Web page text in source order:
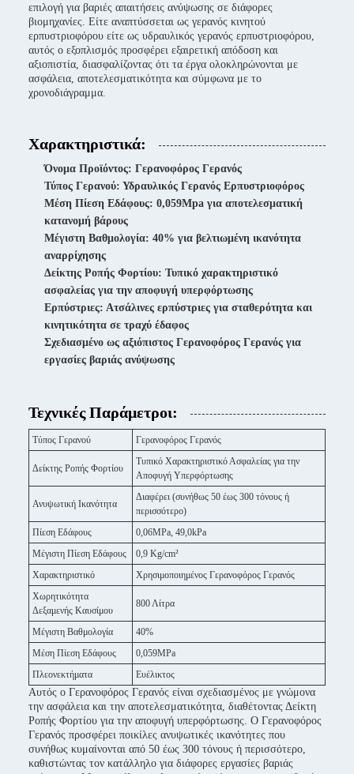
επιλογή για βαριές απαιτήσεις ανύψωσης σε διάφορες
βιομηχανίες. Είτε αναπτύσσεται ως γερανός κινητού
ερπυστριοφόρου είτε ως υδραυλικός γερανός ερπυστριοφόρου,
αυτός ο εξοπλισμός προσφέρει εξαιρετική απόδοση και
αξιοπιστία, διασφαλίζοντας ότι τα έργα ολοκληρώνονται με
ασφάλεια, αποτελεσματικότητα και σύμφωνα με το
χρονοδιάγραμμα.
Χαρακτηριστικά:
Όνομα Προϊόντος: Γερανοφόρος Γερανός
Τύπος Γερανού: Υδραυλικός Γερανός Ερπυστριοφόρος
Μέση Πίεση Εδάφους: 0,059Mpa για αποτελεσματική
κατανομή βάρους
Μέγιστη Βαθμολογία: 40% για βελτιωμένη ικανότητα
αναρρίχησης
Δείκτης Ροπής Φορτίου: Τυπικό χαρακτηριστικό
ασφαλείας για την αποφυγή υπερφόρτωσης
Ερπύστριες: Ατσάλινες ερπύστριες για σταθερότητα και
κινητικότητα σε τραχύ έδαφος
Σχεδιασμένο ως αξιόπιστος Γερανοφόρος Γερανός για
εργασίες βαριάς ανύψωσης
Τεχνικές Παράμετροι:
Τύπος Γερανού Γερανοφόρος Γερανός
Δείκτης Ροπής Φορτίου
Τυπικό Χαρακτηριστικό Ασφαλείας για την
Αποφυγή Υπερφόρτωσης
Ανυψωτική Ικανότητα
Διαφέρει (συνήθως 50 έως 300 τόνους ή
περισσότερο)
Πίεση Εδάφους
0,06MPa, 49,0kPa
Μέγιστη Πίεση Εδάφους
0,9 Kg/cm²
Χαρακτηριστικό
Χρησιμοποιημένος Γερανοφόρος Γερανός
Χωρητικότητα
Δεξαμενής Καυσίμου
800 Λίτρα
Μέγιστη Βαθμολογία
40%
Μέση Πίεση Εδάφους
0,059MPa
Πλεονεκτήματα
Ευέλικτος
Αυτός ο Γερανοφόρος Γερανός είναι σχεδιασμένος με γνώμονα
την ασφάλεια και την αποτελεσματικότητα, διαθέτοντας Δείκτη
Ροπής Φορτίου για την αποφυγή υπερφόρτωσης. Ο Γερανοφόρος
Γερανός προσφέρει ποικίλες ανυψωτικές ικανότητες που
συνήθως κυμαίνονται από 50 έως 300 τόνους ή περισσότερο,
καθιστώντας τον κατάλληλο για διάφορες εργασίες βαριάς